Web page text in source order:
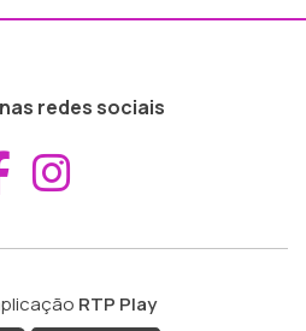
redes sociais
Aceder ao
RTP Play